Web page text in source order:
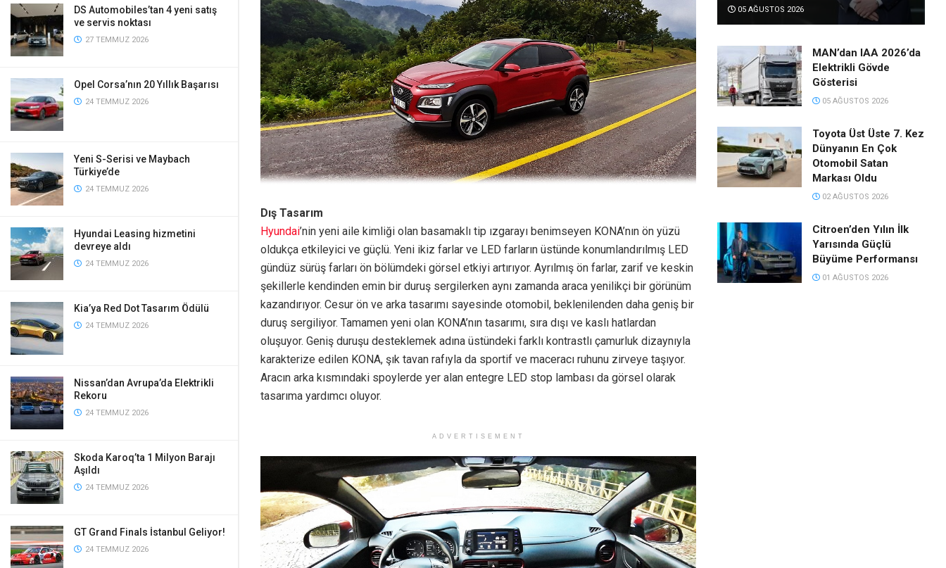
DS Automobiles’tan 4 yeni satış
ve servis noktası
27 TEMMUZ 2026
Opel Corsa’nın 20 Yıllık Başarısı
24 TEMMUZ 2026
Yeni S-Serisi ve Maybach
Türkiye’de
24 TEMMUZ 2026
Hyundai Leasing hizmetini
devreye aldı
24 TEMMUZ 2026
Kia’ya Red Dot Tasarım Ödülü
24 TEMMUZ 2026
Nissan’dan Avrupa’da Elektrikli
Rekoru
24 TEMMUZ 2026
Skoda Karoq’ta 1 Milyon Barajı
Aşıldı
24 TEMMUZ 2026
GT Grand Finals İstanbul Geliyor!
24 TEMMUZ 2026
Dış Tasarım
Hyundai’nin yeni aile kimliği olan basamaklı tip ızgarayı benimseyen KONA’nın ön yüzü
oldukça etkileyici ve güçlü. Yeni ikiz farlar ve LED farların üstünde konumlandırılmış LED
gündüz sürüş farları ön bölümdeki görsel etkiyi artırıyor. Ayrılmış ön farlar, zarif ve keskin
şekillerle kendinden emin bir duruş sergilerken aynı zamanda araca yenilikçi bir görünüm
kazandırıyor. Cesur ön ve arka tasarımı sayesinde otomobil, beklenilenden daha geniş bir
duruş sergiliyor. Tamamen yeni olan KONA’nın tasarımı, sıra dışı ve kaslı hatlardan
oluşuyor. Geniş duruşu desteklemek adına üstündeki farklı kontrastlı çamurluk dizaynıyla
karakterize edilen KONA, şık tavan rafıyla da sportif ve maceracı ruhunu zirveye taşıyor.
Aracın arka kısmındaki spoylerde yer alan entegre LED stop lambası da görsel olarak
tasarıma yardımcı oluyor.
ADVERTISEMENT
05 AĞUSTOS 2026
MAN’dan IAA 2026’da
Elektrikli Gövde
Gösterisi
05 AĞUSTOS 2026
Toyota Üst Üste 7. Kez
Dünyanın En Çok
Otomobil Satan
Markası Oldu
02 AĞUSTOS 2026
Citroen’den Yılın İlk
Yarısında Güçlü
Büyüme Performansı
01 AĞUSTOS 2026